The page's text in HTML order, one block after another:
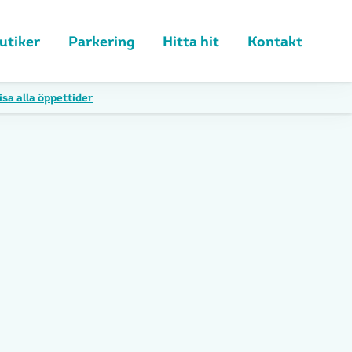
Parkering Hitta hit Kontakt
alla öppettider